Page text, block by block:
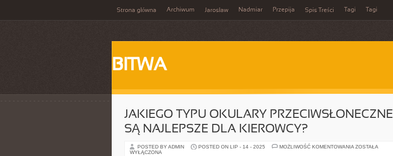
Strona główna Archiwum Jarosław Nadmiar Przepija Spis Treści Tagi Tagi
BITWA
JAKIEGO TYPU OKULARY PRZECIWSŁONECZNE
SĄ NAJLEPSZE DLA KIEROWCY?
POSTED BY ADMIN POSTED ON LIP - 14 - 2025 MOŻLIWOŚĆ KOMENTOWANIA JAKIEGO
ZOSTAŁA
WYŁĄCZONA